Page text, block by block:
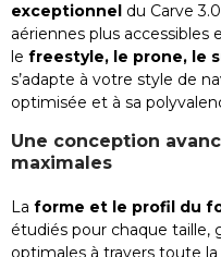
exceptionnel du Carve
aériennes plus accessibles
le freestyle, le prone, le
s’adapte à votre style de
optimisée et à sa
Une conception
maximales
La forme et le profil du
étudiés pour chaque taille,